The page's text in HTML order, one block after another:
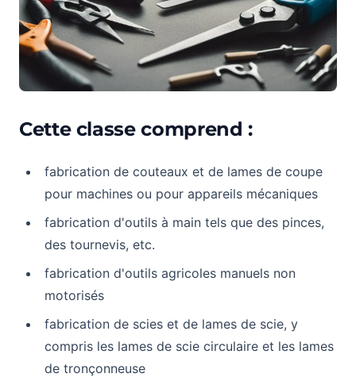
Cette classe comprend :
fabrication de couteaux et de lames de coupe
pour machines ou pour appareils mécaniques
fabrication d'outils à main tels que des pinces,
des tournevis, etc.
fabrication d'outils agricoles manuels non
motorisés
fabrication de scies et de lames de scie, y
compris les lames de scie circulaire et les lames
de tronçonneuse